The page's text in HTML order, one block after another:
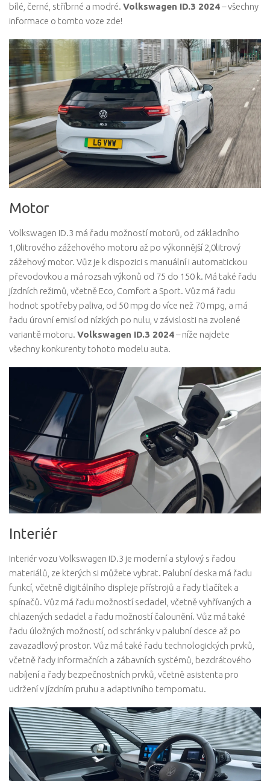
bílé, černé, stříbrné a modré. Volkswagen ID.3 2024– všechny
informace o tomto voze zde!
Motor
Volkswagen ID.3 má řadu možností motorů, od základního
1,0litrového zážehového motoru až po výkonnější 2,0litrový
zážehový motor. Vůz je k dispozici s manuální i automatickou
převodovkou a má rozsah výkonů od 75 do 150 k. Má také řadu
jízdních režimů, včetně Eco, Comfort a Sport. Vůz má řadu
hodnot spotřeby paliva, od 50 mpg do více než 70 mpg, a má
řadu úrovní emisí od nízkých po nulu, v závislosti na zvolené
variantě motoru. Volkswagen ID.3 2024– níže najdete
všechny konkurenty tohoto modelu auta.
Interiér
Interiér vozu Volkswagen ID.3 je moderní a stylový s řadou
materiálů, ze kterých si můžete vybrat. Palubní deska má řadu
funkcí, včetně digitálního displeje přístrojů a řady tlačítek a
spínačů. Vůz má řadu možností sedadel, včetně vyhřívaných a
chlazených sedadel a řadu možností čalounění. Vůz má také
řadu úložných možností, od schránky v palubní desce až po
zavazadlový prostor. Vůz má také řadu technologických prvků,
včetně řady informačních a zábavních systémů, bezdrátového
nabíjení a řady bezpečnostních prvků, včetně asistenta pro
udržení v jízdním pruhu a adaptivního tempomatu.